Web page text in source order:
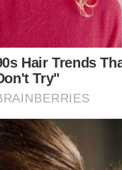
മാറില്ലെന്ന്
അവരുമായി ഒരു
അദ്ദേഹം ഒരു
ഒരിക്കലും